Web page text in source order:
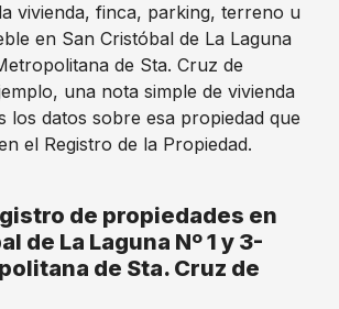
vivienda, finca, parking, terreno u
en San Cristóbal de La Laguna
de Sta. Cruz de
una nota simple de vivienda
los datos sobre esa propiedad que
el Registro de la Propiedad.
de propiedades en
de La Laguna Nº 1 y 3-
de Sta. Cruz de